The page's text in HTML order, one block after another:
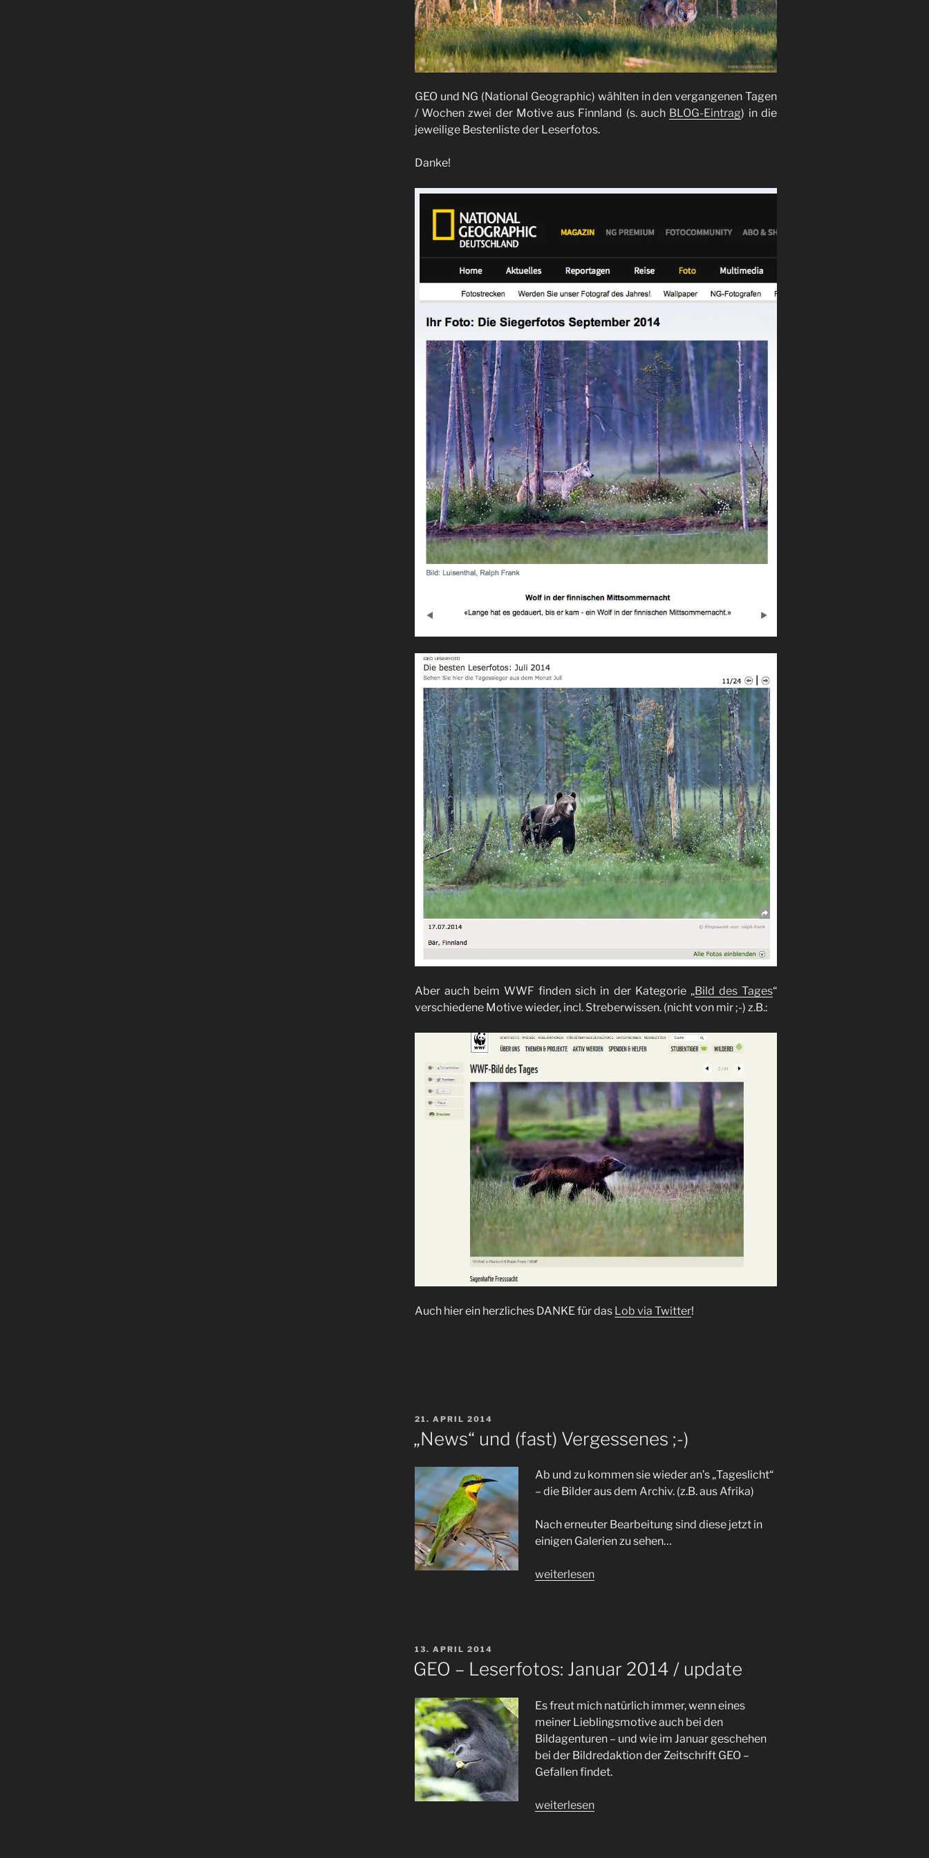
GEO und NG (National Geographic) wählten in den vergangenen Tagen
/ Wochen zwei der Motive aus Finnland (s. auch BLOG-Eintrag) in die
jeweilige Bestenliste der Leserfotos.
Danke!
Aber auch beim WWF finden sich in der Kategorie „Bild des Tages“
verschiedene Motive wieder, incl. Streberwissen. (nicht von mir ;-) z.B.:
Auch hier ein herzliches DANKE für das Lob via Twitter!
VERÖFFENTLICHT
AM
21. APRIL 2014
„News“ und (fast) Vergessenes ;-)
Ab und zu kommen sie wieder an’s „Tageslicht“
– die Bilder aus dem Archiv. (z.B. aus Afrika)
Nach erneuter Bearbeitung sind diese jetzt in
einigen Galerien zu sehen…
„„News“
weiterlesen
VERÖFFENTLICHT
AM
13. APRIL 2014
GEO – Leserfotos: Januar 2014 / update
Es freut mich natürlich immer, wenn eines
meiner Lieblingsmotive auch bei den
Bildagenturen – und wie im Januar geschehen
bei der Bildredaktion der Zeitschrift GEO –
Gefallen findet.
„GEO
weiterlesen